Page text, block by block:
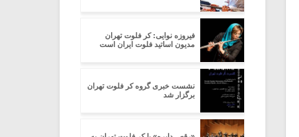
فیروزه نوایی: کر فلوت تهران
مدیون اساتید فلوت ایران است
نشست خبری گروه کر فلوت تهران
برگزار شد